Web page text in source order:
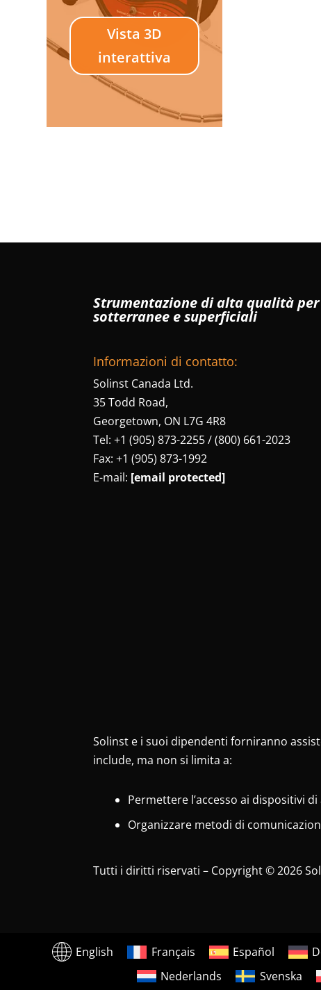
Vista 3D
interattiva
Strumentazione di alta qualità
sotterranee e superficiali
Informazioni di contatto:
Solinst Canada Ltd.
35 Todd Road,
Georgetown, ON L7G 4R8
Tel: +1 (905) 873-2255 / (800) 661-2023
Fax: +1 (905) 873-1992
E-mail: [email protected]
Solinst e i suoi dipendenti forniranno
include, ma non si limita a:
Permettere l’accesso ai dispositivi
Organizzare metodi di
Tutti i diritti riservati – Copyright © 2026
English Français Español
Nederlands
Svenska